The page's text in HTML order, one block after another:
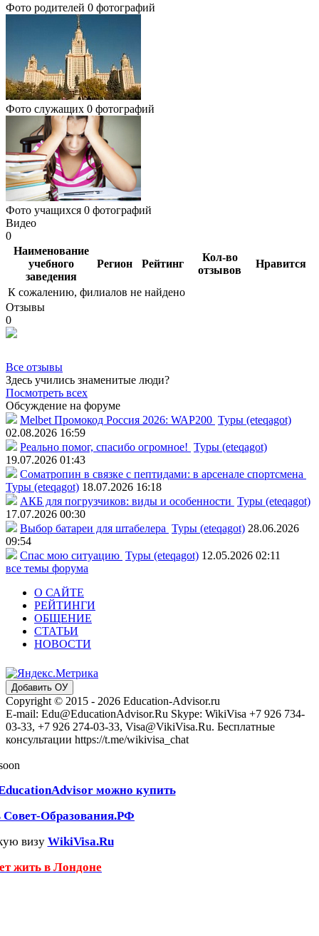
Фото родителей 0 фотографий
Фото служащих 0 фотографий
Фото учащихся 0 фотографий
Видео
0
Наименование
учебного
заведения
Регион Рейтинг
Кол-во
отзывов
Нравится
К сожалению, филиалов не найдено
Отзывы
0
Все отзывы
Здесь учились знаменитые люди?
Посмотреть всех
Обсуждение на форуме
Melbet Промокод Россия 2026: WAP200 Туры (eteqagot)
02.08.2026 16:59
Реально помог, спасибо огромное! Туры (eteqagot)
19.07.2026 01:43
Соматропин в связке с пептидами: в арсенале спортсмена
Туры (eteqagot) 18.07.2026 16:18
АКБ для погрузчиков: виды и особенности Туры (eteqagot)
17.07.2026 00:30
Выбор батареи для штабелера Туры (eteqagot) 28.06.2026
09:54
Спас мою ситуацию Туры (eteqagot) 12.05.2026 02:11
все темы форума
О САЙТЕ
РЕЙТИНГИ
ОБЩЕНИЕ
СТАТЬИ
НОВОСТИ
Добавить ОУ
Copyright © 2015 - 2026 Education-Advisor.ru
E-mail: Edu@EducationAdvisor.Ru Skype: WikiVisa +7 926 734-
03-33, +7 926 274-03-33, Visa@VikiVisa.Ru. Бесплатные
консультации https://t.me/wikivisa_chat
можно купить
Совет-Образования.РФ
визу WikiVisa.Ru
жить в Лондоне